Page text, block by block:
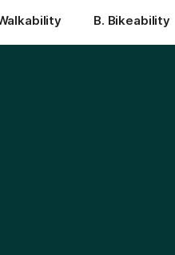
B. Bikeability